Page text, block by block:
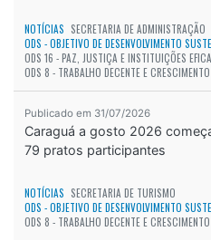
NOTÍCIAS SECRETARIA DE ADMINISTRAÇÃO
ODS - OBJETIVO DE DESENVOLVIMENTO
ODS 16 - PAZ, JUSTIÇA E INSTITUIÇÕES
ODS 8 - TRABALHO DECENTE E
Publicado em 31/07/2026
Caraguá a gosto 2026
79 pratos participantes
NOTÍCIAS SECRETARIA DE TURISMO
ODS - OBJETIVO DE DESENVOLVIMENTO
ODS 8 - TRABALHO DECENTE E